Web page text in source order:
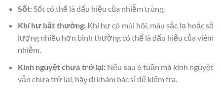
Sốt:Sốt có thể là dấu hiệu của nhiễm trùng.
Khí hư bất thường:Khí hư có mùi hôi, màu sắc lạ hoặc số
lượng nhiều hơn bình thường có thể là dấu hiệu của viêm
nhiễm.
Kinh nguyệt chưa trở lại:Nếu sau 6 tuần mà kinh nguyệt
vẫn chưa trở lại, hãy đi khám bác sĩ để kiểm tra.